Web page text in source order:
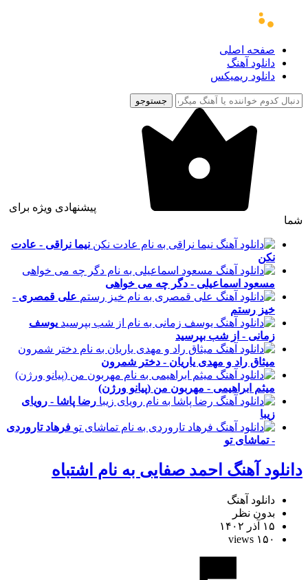
صفحه اصلی
دانلود آهنگ
دانلود ریمیکس
جستوجو
پیشنهادی ویژه برای
شما
نیما نراقی - عادت
نکن
مسعود اسماعیلی - دگر چه می خواهی
علی قمصری -
خیز رستم
یوسف
زمانی - از شب بپرسید
میثاق راد و مهدی یاریان - دختر شمرون
میثم ابراهیمی - مهربون من (پیانو ورژن)
رضا پاشا - رویای
زیبا
فرهاد تاروردی
- تماشای تو
دانلود آهنگ احمد صفایی به نام اشتباه
دانلود آهنگ
بدون نظر
۱۵ آذر ۱۴۰۲
۱۵۰ views